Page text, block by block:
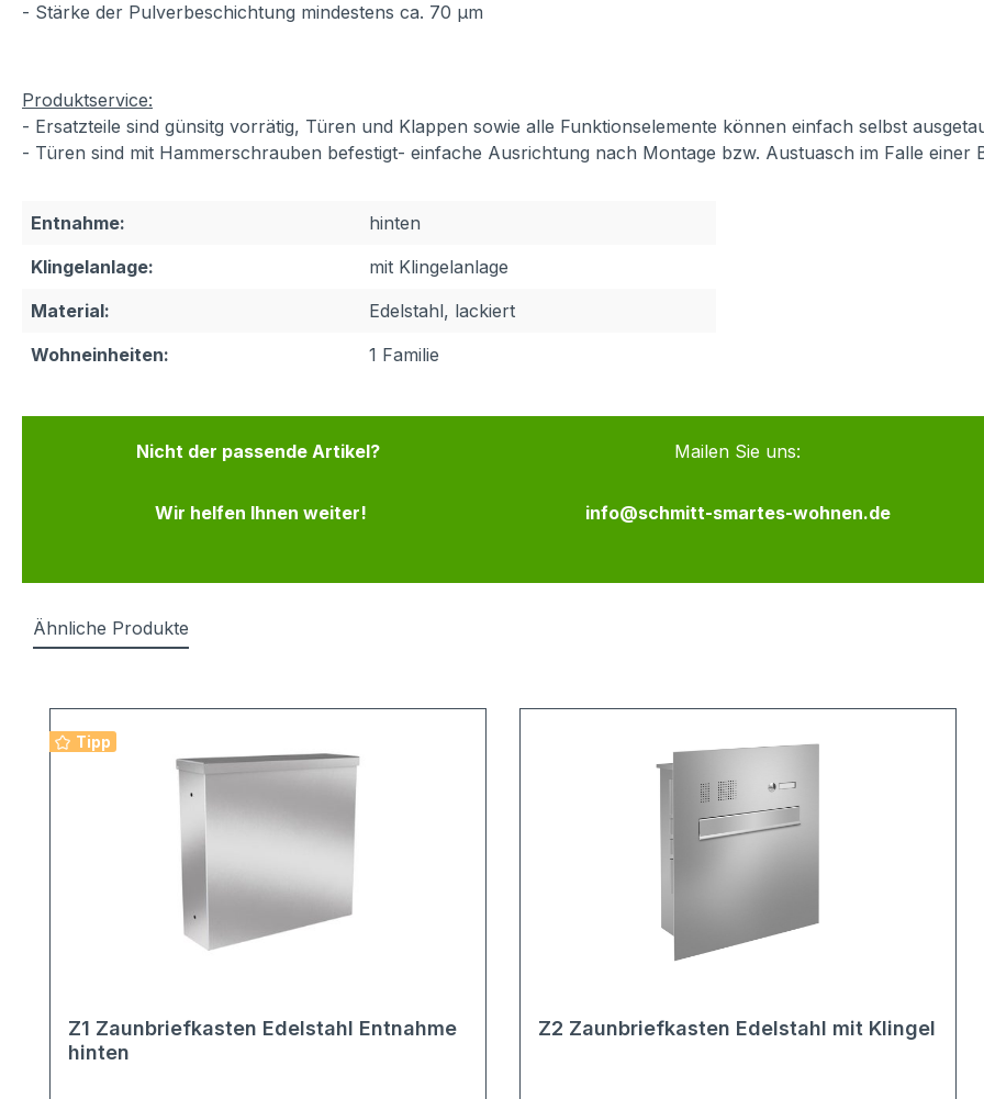
- Stärke der Pulverbeschichtung mindestens ca. 70 µm
Produktservice:
- Ersatzteile sind günsitg vorrätig, Türen und Klappen sowie alle Funktionselemente können einfach selbst
- Türen sind mit Hammerschrauben befestigt- einfache Ausrichtung nach Montage bzw. Austuasch im Falle einer
Entnahme:
hinten
Klingelanlage:
mit Klingelanlage
Material:
Edelstahl, lackiert
Wohneinheiten:
1 Familie
Nicht der passende Artikel?
Wir helfen Ihnen weiter!
Mailen Sie uns:
info@schmitt-smartes-wohnen.de
Ähnliche Produkte
Tipp
Z1 Zaunbriefkasten Edelstahl Entnahme
hinten
Z2 Zaunbriefkasten Edelstahl mit Klingel